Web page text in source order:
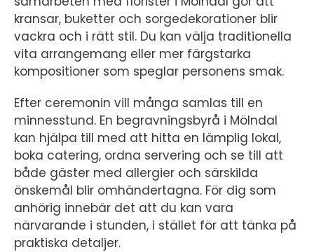
kransar, buketter och sorgedekorationer blir
vackra och i rätt stil. Du kan välja traditionella
vita arrangemang eller mer färgstarka
kompositioner som speglar personens smak.
Efter ceremonin vill många samlas till en
minnesstund. En begravningsbyrå i Mölndal
kan hjälpa till med att hitta en lämplig lokal,
boka catering, ordna servering och se till att
både gäster med allergier och särskilda
önskemål blir omhändertagna. För dig som
anhörig innebär det att du kan vara
närvarande i stunden, i stället för att tänka på
praktiska detaljer.